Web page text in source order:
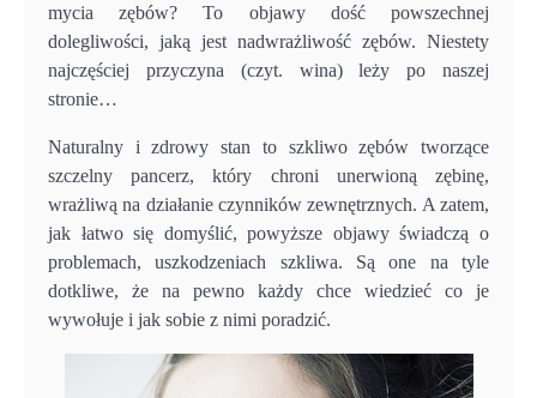
mycia zębów? To objawy dość powszechnej
dolegliwości, jaką jest nadwrażliwość zębów. Niestety
najczęściej przyczyna (czyt. wina) leży po naszej
stronie…
Naturalny i zdrowy stan to szkliwo zębów tworzące
szczelny pancerz, który chroni unerwioną zębinę,
wrażliwą na działanie czynników zewnętrznych. A zatem,
jak łatwo się domyślić, powyższe objawy świadczą o
problemach, uszkodzeniach szkliwa. Są one na tyle
dotkliwe, że na pewno każdy chce wiedzieć co je
wywołuje i jak sobie z nimi poradzić.